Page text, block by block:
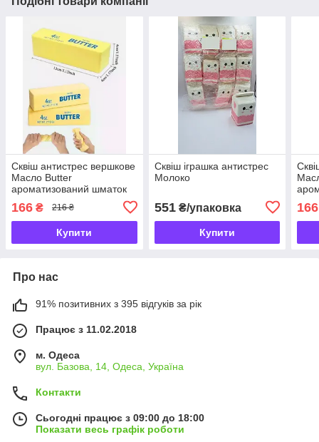
Сквіш антистрес вершкове
Масло Butter
ароматизований шматок
166 ₴ 216 ₴
Купити
Сквіш іграшка антистрес
Молоко
551₴/упаковка
Купити
166
Про нас
91% позитивних з 395 відгуків за рік
Працює з 11.02.2018
м. Одеса
вул. Базова, 14, Одеса, Україна
Контакти
Сьогодні працює з 09:00 до 18:00
Показати весь графік роботи